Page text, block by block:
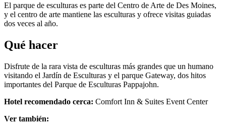
El parque de esculturas es parte del Centro de Arte de Des Moines,
y el centro de arte mantiene las esculturas y ofrece visitas guiadas
dos veces al año.
Qué hacer
Disfrute de la rara vista de esculturas más grandes que un humano
visitando el Jardín de Esculturas y el parque Gateway, dos hitos
importantes del Parque de Esculturas Pappajohn.
Hotel recomendado cerca: Comfort Inn & Suites Event Center
Ver también: